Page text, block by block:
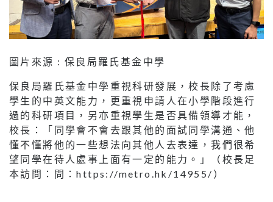
圖片來源 : 保良局羅氏基金中學
保良局羅氏基金中學重視科研發展，校長除了考慮
學生的中英文能力，更重視申請人在小學階段進行
過的科研項目，另亦重視學生是否具備領導才能，
校長：「同學會不會去跟其他的面試同學溝通、他
懂不懂將他的一些想法向其他人去表達，我們很希
望同學在待人處事上面有一定的能力。」（校長足
本訪問：問：https://metro.hk/14955/）